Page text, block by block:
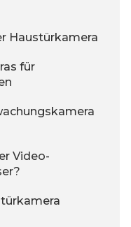
Haustürkamera
für
Video-